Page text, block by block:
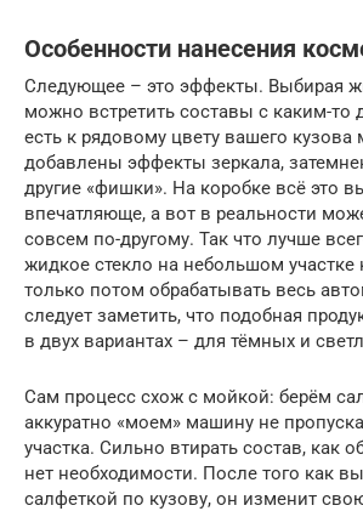
Особенности нанесения
Следующее – это эффекты. Выбирая
можно встретить составы с каким-то
есть к рядовому цвету вашего кузова
добавлены эффекты зеркала,
другие «фишки». На коробке всё это
впечатляюще, а вот в реальности
совсем по-другому. Так что лучше
жидкое стекло на небольшом участке
только потом обрабатывать весь
следует заметить, что подобная
в двух вариантах – для тёмных и
Сам процесс схож с мойкой: берём
аккуратно «моем» машину не
участка. Сильно втирать состав, как
нет необходимости. После того как
салфеткой по кузову, он изменит